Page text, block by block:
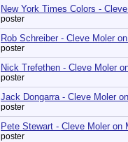
New York Times Colors -
poster
Rob Schreiber - Cleve Moler
poster
Nick Trefethen - Cleve Moler
poster
Jack Dongarra - Cleve Moler
poster
Pete Stewart - Cleve Moler on
poster